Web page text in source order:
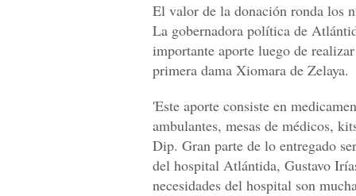
El valor de la donación ronda los
La gobernadora política de
importante aporte luego de
primera dama Xiomara de Zelaya.
'Este aporte consiste en
ambulantes, mesas de médicos,
Dip. Gran parte de lo entregado
del hospital Atlántida, Gustavo
necesidades del hospital son